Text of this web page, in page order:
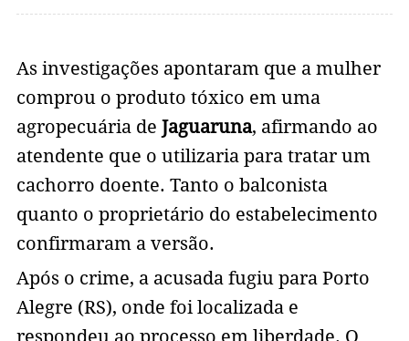
As investigações apontaram que a mulher
comprou o produto tóxico em uma
agropecuária de Jaguaruna, afirmando ao
atendente que o utilizaria para tratar um
cachorro doente. Tanto o balconista
quanto o proprietário do estabelecimento
confirmaram a versão.
Após o crime, a acusada fugiu para Porto
Alegre (RS), onde foi localizada e